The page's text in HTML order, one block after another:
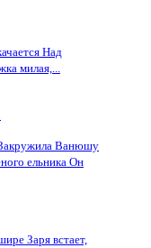
Над
милая,...
Ванюшу
ельника Он
Заря встает,